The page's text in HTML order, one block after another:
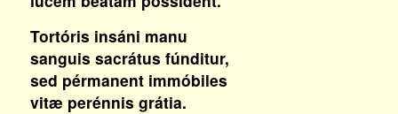
Tortóris insáni manu
sanguis sacrátus fúnditur,
sed pérmanent immóbiles
vitæ perénnis grátia.